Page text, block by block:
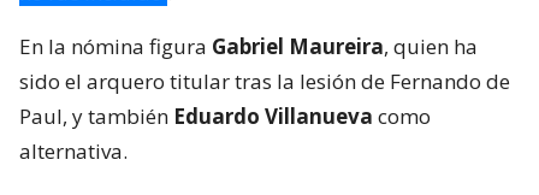
En la nómina figura Gabriel Maureira, quien ha
sido el arquero titular tras la lesión de Fernando de
Paul, y también Eduardo Villanueva como
alternativa.